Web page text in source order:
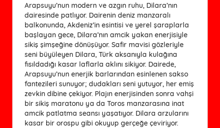
Arapsuyu’nun modern ve azgın ruhu, Dilara’nın
dairesinde patlıyor. Dairenin deniz manzaralı
balkonunda, Akdeniz’in esintisi ve yerel şaraplarla
başlayan gece, Dilara’nın amcik yakan enerjisiyle
sikiş şimşeğine dönüşüyor. Safir mavisi gözleriyle
seni büyüleyen Dilara, Türk aksanıyla kulağına
fısıldadığı kasar laflarla aklını sikiyor. Dairede,
Arapsuyu’nun enerjik barlarından esinlenen sakso
fantezileri sunuyor; dudakları seni yutuyor, her emiş
zevkin dibine çekiyor. Plajın enerjisinden sonra vahşi
bir sikiş maratonu ya da Toros manzarasına inat
amcik patlatma seansı yaşatıyor. Dilara arzularını
kasar bir orospu gibi okuyup gerçeğe çeviriyor.